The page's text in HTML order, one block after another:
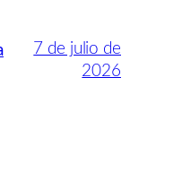
7 de julio de
2026